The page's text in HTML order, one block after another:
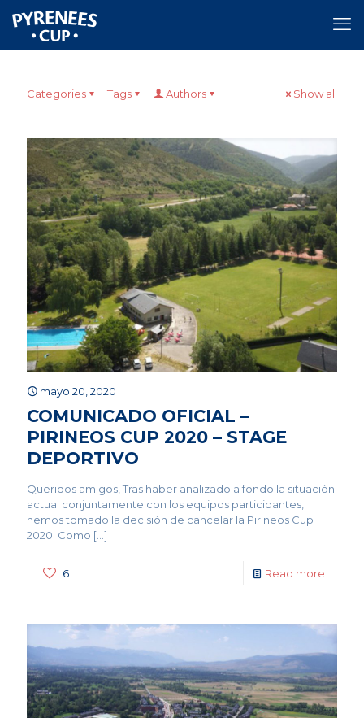
Categories Tags Authors Show all
mayo 20, 2020
COMUNICADO OFICIAL –
PIRINEOS CUP 2020 – STAGE
DEPORTIVO
Queridos amigos, Tras haber analizado a fondo la situación
actual conjuntamente con los equipos participantes,
hemos tomado la decisión de cancelar la Pirineos Cup
2020. Como […]
6 Read more